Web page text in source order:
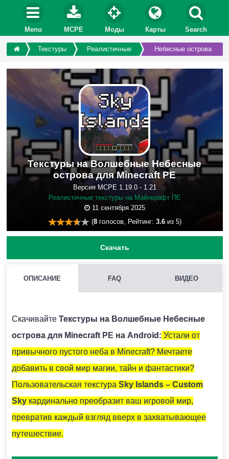
Menu MCPE Моды Карты Search
Текстуры Реалистичные Небесные острова
Текстуры на Волшебные Небесные
острова для Minecraft PE
Версия MCPE 1.19.0 - 1.21
Реалистичные текстуры на Майнкрафт ПЕ
11 сентября 2025
(8голосов, Рейтинг: 3.6из 5)
Скачать
ОПИСАНИЕ FAQ ВИДЕО
Скачивайте Текстуры на Волшебные Небесные
острова для Minecraft PE на Android: Устали от
привычного пустого неба в Minecraft? Мечтаете
добавить в свой мир магии, тайн и фантастики?
Пользовательская текстура Sky Islands – Custom
Skyкардинально преобразит ваш игровой мир,
превратив каждый взгляд вверх в захватывающее
путешествие.
Нужно скачать установочный файл и запустить его на
устройстве.
ВОЗМОЖНО ЛИ ИСПОЛЬЗОВАНИЕ НЕСКОЛЬКИХ ТЕКСТУР
ОДНОВРЕМЕННО?
Крайне не рекомендуется устанавливать несколько
наборов текстур единовременно, так как они могут